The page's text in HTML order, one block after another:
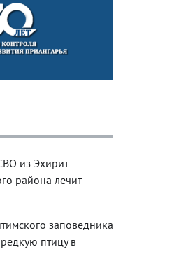
из Эхирит-
района лечит
заповедника
птицу в